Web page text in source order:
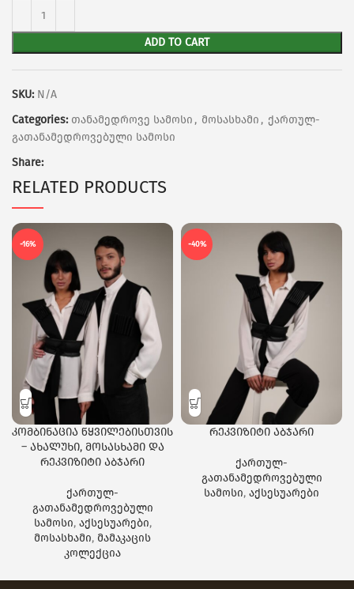
ADD TO CART
SKU: N/A
Categories: თანამედროვე სამოსი, მოსასხამი, ქართულ-
გათანამედროვებული სამოსი
Share:
RELATED PRODUCTS
-16%
კომბინაცია წყვილებისთვის
– ახალუხი, მოსასხამი და
რეკვიზიტი აბჯარი
ქართულ-
გათანამედროვებული
სამოსი, აქსესუარები,
მოსასხამი, მამაკაცის
კოლექცია
-40%
რეკვიზიტი აბჯარი
ქართულ-
გათანამედროვებული
სამოსი, აქსესუარები